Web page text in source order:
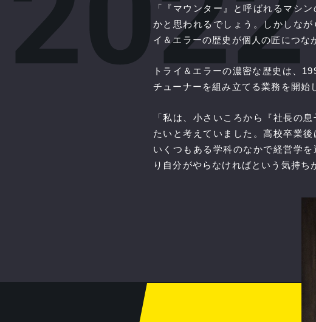
「『マウンター』と呼ばれるマシ
かと思われるでしょう。しかしな
イ＆エラーの歴史が個人の匠につな
トライ＆エラーの濃密な歴史は、
チューナーを組み立てる業務を開始
「私は、小さいころから『社長の
たいと考えていました。高校卒業
いくつもある学科のなかで経営学
り自分がやらなければという気持ち